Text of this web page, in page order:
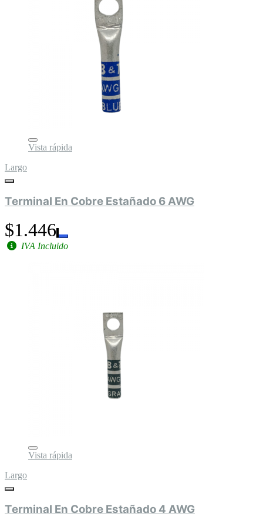
Vista rápida
Largo
Terminal En Cobre Estañado 6 AWG
$1.446
IVA Incluido
Vista rápida
Largo
Terminal En Cobre Estañado 4 AWG